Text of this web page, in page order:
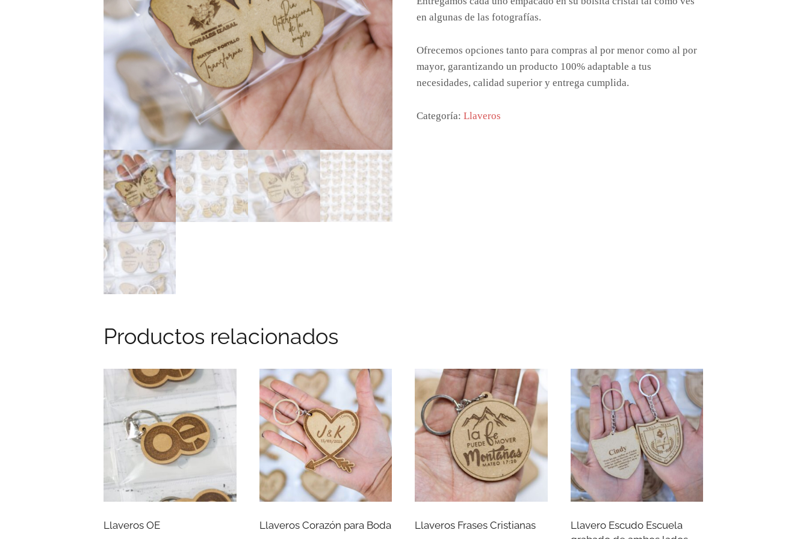
en algunas de las fotografías.
Ofrecemos opciones tanto para compras al por menor como al por
mayor, garantizando un producto 100% adaptable a tus
necesidades, calidad superior y entrega cumplida.
Categoría: Llaveros
Productos relacionados
Llaveros OE Llaveros Corazón para Boda Llaveros Frases Cristianas
Llavero Escudo Escuela